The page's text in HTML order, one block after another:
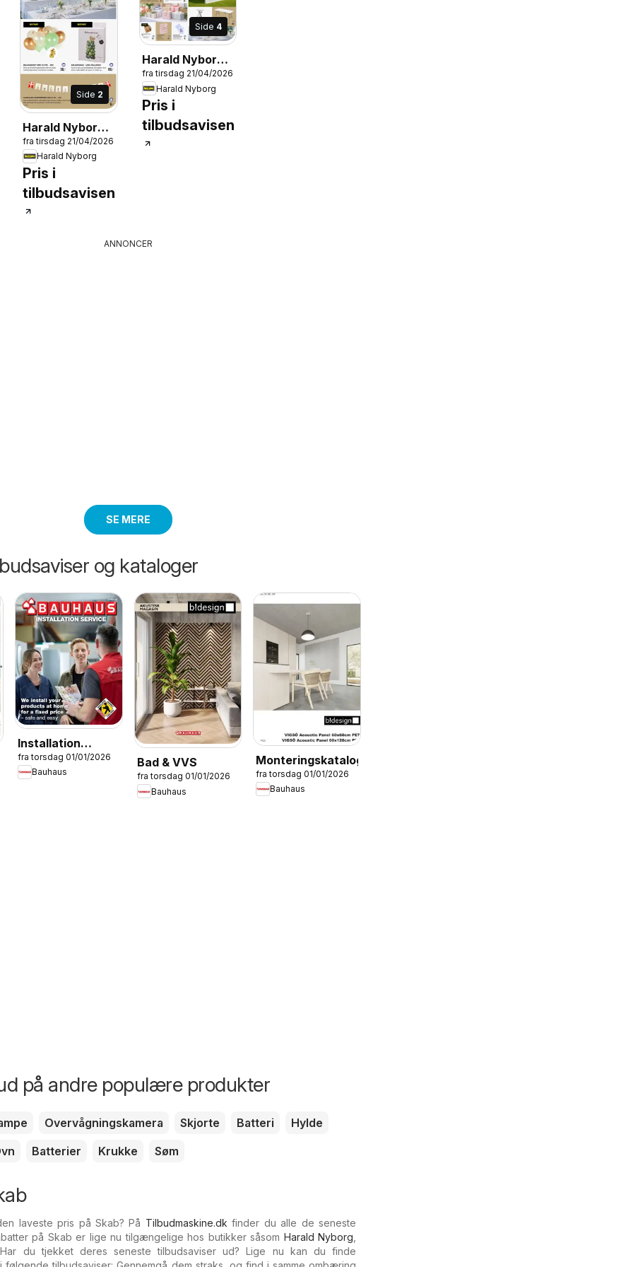
Side 2
Harald Nyborg -
Konfirmation
fra tirsdag 21/04/2026
Harald Nyborg
Pris i
tilbudsavisen
Side 4
Harald Nyborg -
Konfirmation
fra tirsdag 21/04/2026
Harald Nyborg
Pris i
tilbudsavisen
ANNONCER
SE MERE
og kataloger
Installation
Service -
ENGLISH
fra torsdag 01/01/2026
Bauhaus
Bad & VVS
fra torsdag 01/01/2026
Bauhaus
Monteringskatalog
fra torsdag 01/01/2026
Bauhaus
på andre populære produkter
Overvågningskamera Skjorte Batteri
Hylde
Batterier Krukke Søm
laveste pris på Skab? På Tilbudmaskine.dk finder du alle de seneste
på Skab er lige nu tilgængelige hos butikker såsom Harald Nyborg,
du tjekket deres seneste tilbudsaviser ud? Lige nu kan du finde